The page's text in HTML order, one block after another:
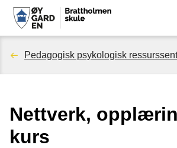
B
r
t
Du
her:
Pedagogisk psykologisk
Nettverk,
kurs